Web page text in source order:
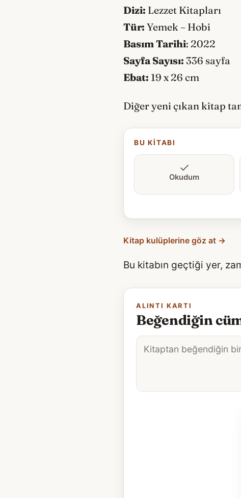
Dizi: Lezzet Kitapları
Tür: Yemek – Hobi
Basım Tarihi: 2022
Sayfa Sayısı: 336 sayfa
Ebat: 19 x 26 cm
Diğer yeni çıkan kitap
BU KITABI
Okudum
Kitap kulüplerine göz at →
Bu kitabın geçtiği yer,
ALINTI KARTI
Beğendiğin
Alıntı
metni